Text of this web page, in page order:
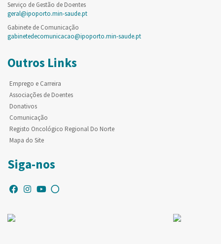
Serviço de Gestão de Doentes
geral@ipoporto.min-saude.pt
Gabinete de Comunicação
gabinetedecomunicacao@ipoporto.min-saude.pt
Outros Links
Emprego e Carreira
Associações de Doentes
Donativos
Comunicação
Registo Oncológico Regional Do Norte
Mapa do Site
Siga-nos